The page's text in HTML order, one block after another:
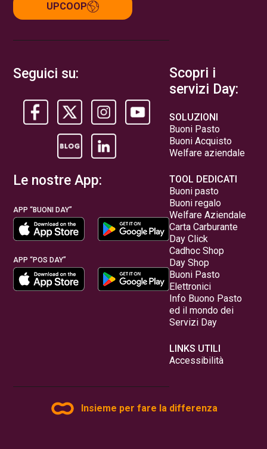
UPCOOP
Seguici su:
Le nostre App:
APP “BUONI DAY”
APP “POS DAY”
Scopri i
servizi Day:
SOLUZIONI
Buoni Pasto
Buoni Acquisto
Welfare aziendale
TOOL DEDICATI
Buoni pasto
Buoni regalo
Welfare Aziendale
Carta Carburante
Day Click
Cadhoc Shop
Day Shop
Buoni Pasto
Elettronici
Info Buono Pasto
ed il mondo dei
Servizi Day
LINKS UTILI
Accessibilità
Insieme per fare la differenza